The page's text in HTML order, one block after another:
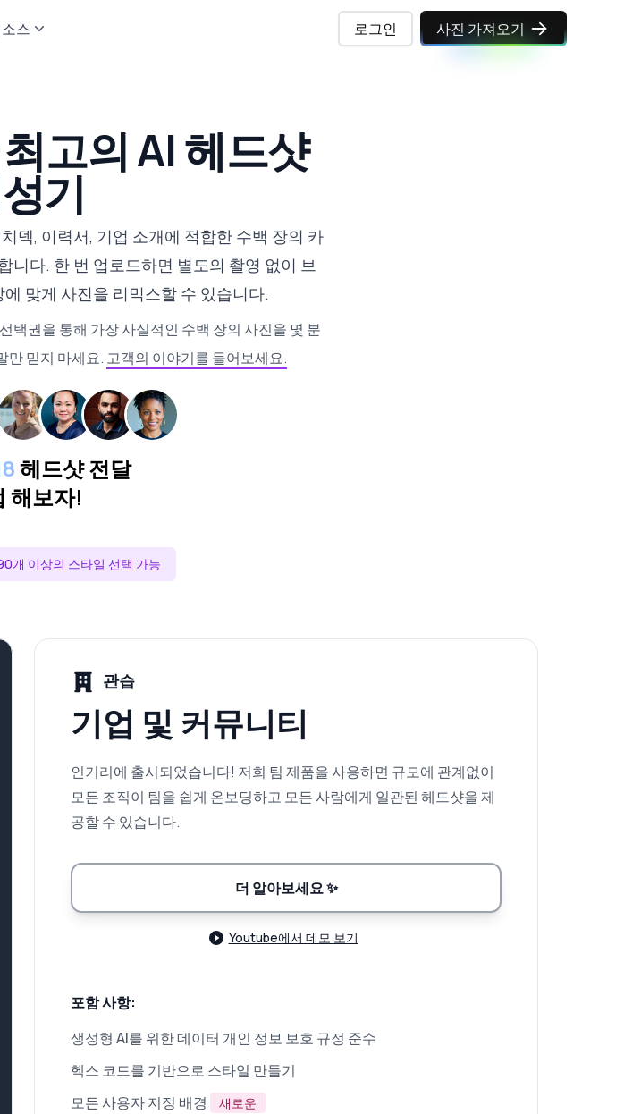
스 로그인 사진 가져오기
고의 AI 헤드샷
기
덱, 이력서, 기업 소개에 적합한 수백 장의 카
니다. 한 번 업로드하면 별도의 촬영 없이 브
맞게 사진을 리믹스할 수 있습니다.
택권을 통해 가장 사실적인 수백 장의 사진을 몇 분
만 믿지 마세요. 고객의 이야기를 들어보세요.
헤드샷 전달
해보자!
개 이상의 스타일 선택 가능
관습
기업 및 커뮤니티
인기리에 출시되었습니다! 저희 팀 제품을 사용하면 규모에 관계없이
모든 조직이 팀을 쉽게 온보딩하고 모든 사람에게 일관된 헤드샷을 제
공할 수 있습니다.
더 알아보세요✨
Youtube에서 데모 보기
포함 사항:
생성형 AI를 위한 데이터 개인 정보 보호 규정 준수
헥스 코드를 기반으로 스타일 만들기
모든 사용자 지정 배경
새로운